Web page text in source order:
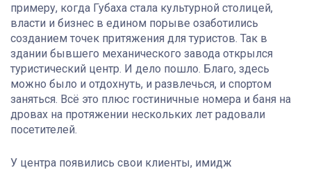
примеру, когда Губаха стала культурной столицей,
власти и бизнес в едином порыве озаботились
созданием точек притяжения для туристов. Так в
здании бывшего механического завода открылся
туристический центр. И дело пошло. Благо, здесь
можно было и отдохнуть, и развлечься, и спортом
заняться. Всё это плюс гостиничные номера и баня на
дровах на протяжении нескольких лет радовали
посетителей.
У центра появились свои клиенты, имидж